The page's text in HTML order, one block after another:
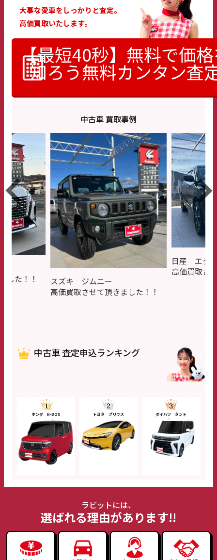
大事な愛車をしっかりと査定。
高価買取いたします。
【最短40秒】無料で価
知ろう無料カンタン査
中古車 買取事例
した！！
スズキ ジムニー
高価買取させて頂きました！！
日産 エク
高価買取さ
中古車 査定申込ランキング
ホンダ N-BOX トヨタ プリウス ダイハツ タント
ラビットには、
選ばれる理由があります!!